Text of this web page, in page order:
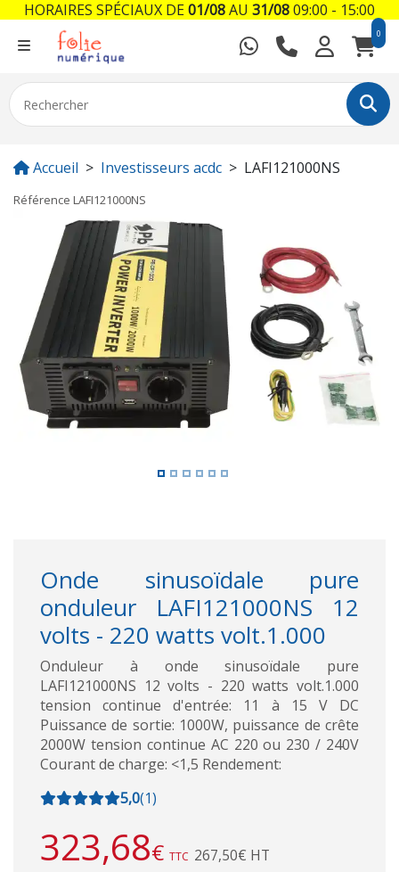
0
Accueil Investisseurs acdc LAFI121000NS
Référence LAFI121000NS
Previous Next
Onde sinusoïdale pure
onduleur LAFI121000NS 12
volts - 220 watts volt.1.000
Onduleur à onde sinusoïdale pure
LAFI121000NS 12 volts - 220 watts volt.1.000
tension continue d'entrée: 11 à 15 V DC
Puissance de sortie: 1000W, puissance de crête
2000W tension continue AC 220 ou 230 / 240V
Courant de charge: <1,5 Rendement:
5,0(1)
323,68€ TTC 267,50€ HT
HORAIRES SPÉCIAUX DE01/08AU 31/0809:00 - 15:00